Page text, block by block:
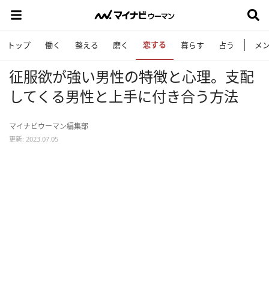
トップ 働く 整える 磨く 恋する 暮らす 占う メ
征服欲が強い男性の特徴と心理。支配
してくる男性と上手に付き合う方法
マイナビウーマン編集部
更新: 2023.07.05